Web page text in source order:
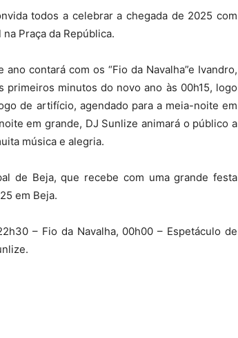
todos a celebrar a chegada de 2025 com
Praça da República.
contará com os “Fio da Navalha”e Ivandro,
primeiros minutos do novo ano às 00h15, logo
de artifício, agendado para a meia-noite em
em grande, DJ Sunlize animará o público a
música e alegria.
de Beja, que recebe com uma grande festa
em Beja.
– Fio da Navalha, 00h00 – Espetáculo de